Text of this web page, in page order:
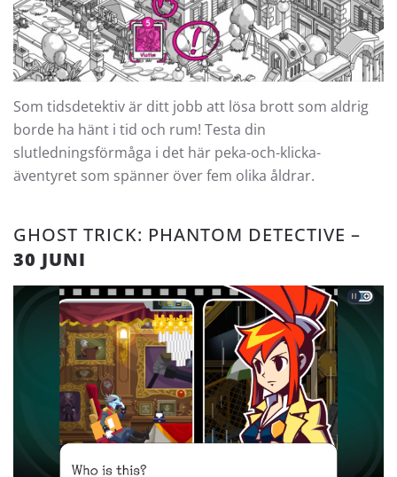
Som tidsdetektiv är ditt jobb att lösa brott som aldrig
borde ha hänt i tid och rum! Testa din
slutledningsförmåga i det här peka-och-klicka-
äventyret som spänner över fem olika åldrar.
GHOST TRICK: PHANTOM DETECTIVE –
30 JUNI